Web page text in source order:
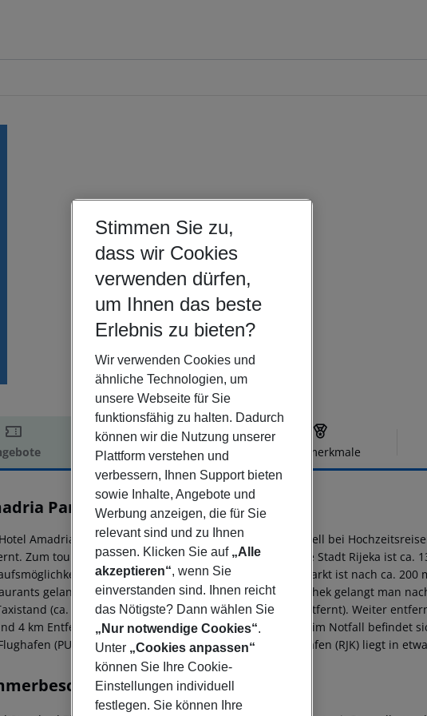
Hotelbeschreibung Hotelmerkmale
Park Hotel Agava
4
Amadria Park Hotel Agava (Adults only), beliebt speziell bei
Zum touristischen Zentrum sind es nur ca. 100 m. Die Stadt Rijeka ist ca.
liegen ca. 800 m vom Hotel, ein Supermarkt ist nach ca.
gelangt man nach rund 50 m. Zur nächsten Diskothek gelangt man
(ca. 200 m) und eine Bushaltestelle (ca. 800 m entfernt). Weiter
4 km Entfernung erreichen. Zur ärztlichen Versorgung im Notfall befindet
(PUY) ist ca. 100 km entfernt. Ein weiterer Flughafen (RJK) liegt in
Stimmen Sie zu,
dass wir Cookies
verwenden dürfen,
um Ihnen das beste
Erlebnis zu bieten?
Wir verwenden Cookies und
ähnliche Technologien, um
unsere Webseite für Sie
funktionsfähig zu halten. Dadurch
können wir die Nutzung unserer
Plattform verstehen und
verbessern, Ihnen Support bieten
sowie Inhalte, Angebote und
Werbung anzeigen, die für Sie
relevant sind und zu Ihnen
passen. Klicken Sie auf „Alle
akzeptieren“, wenn Sie
einverstanden sind. Ihnen reicht
das Nötigste? Dann wählen Sie
„Nur notwendige Cookies“.
Unter „Cookies anpassen“
können Sie Ihre Cookie-
Einstellungen individuell
festlegen. Sie können Ihre